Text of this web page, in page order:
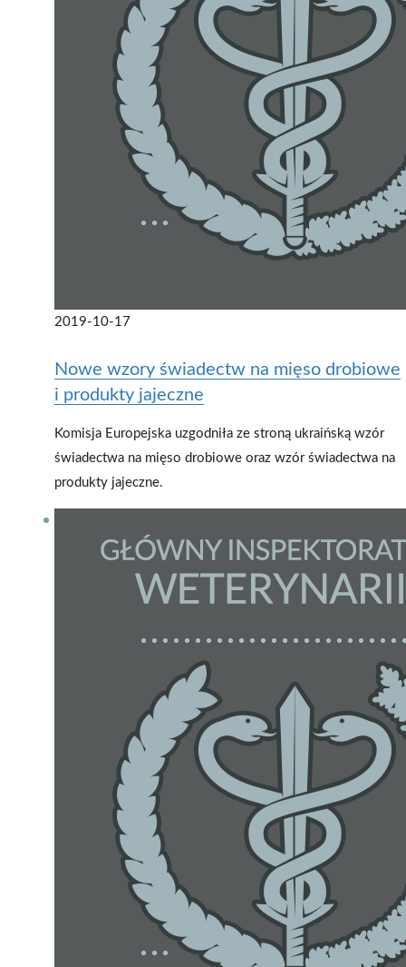
2019-10-17
Nowe wzory świadectw na mięso drobiowe
i produkty jajeczne
Komisja Europejska uzgodniła ze stroną ukraińską wzór
świadectwa na mięso drobiowe oraz wzór świadectwa na
produkty jajeczne.